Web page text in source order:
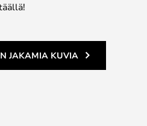
JAKAMIA KUVIA